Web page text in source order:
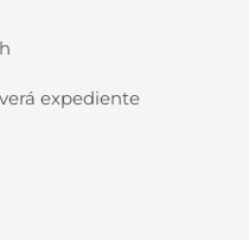
expediente